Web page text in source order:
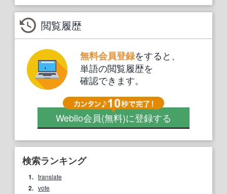
閲覧履歴
無料会員登録をすると、
単語の閲覧履歴を
確認できます。
Weblio会員(無料)に登録する
検索ランキング
1. translate
2. vote